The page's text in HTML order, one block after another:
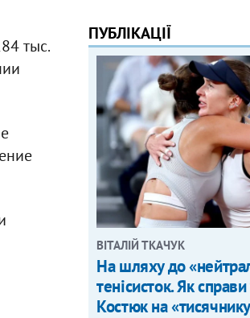
тыс.
ПУБЛІКАЦІЇ
ВІТАЛІЙ ТКАЧУК
На шляху до
тенісисток. Як справи
Костюк на